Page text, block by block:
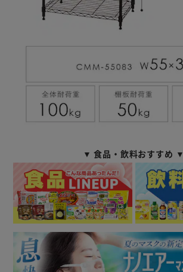
▼ 食品・飲料おすすめ ▼